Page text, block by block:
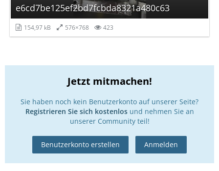
e6cd7be125ef2bd7fcbda8321a480c63
154,97 kB 576×768 423
Jetzt mitmachen!
Sie haben noch kein Benutzerkonto auf unserer Seite?
Registrieren Sie sich kostenlosund nehmen Sie an
unserer Community teil!
Benutzerkonto erstellen Anmelden